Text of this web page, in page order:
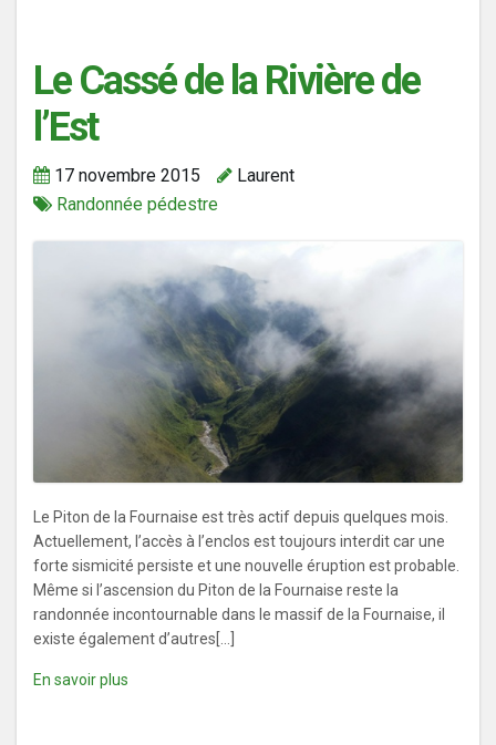
Le Cassé de la Rivière de
l’Est
17 novembre 2015
Laurent
Randonnée pédestre
Le Piton de la Fournaise est très actif depuis quelques mois.
Actuellement, l’accès à l’enclos est toujours interdit car une
forte sismicité persiste et une nouvelle éruption est probable.
Même si l’ascension du Piton de la Fournaise reste la
randonnée incontournable dans le massif de la Fournaise, il
existe également d’autres[...]
En savoir plus